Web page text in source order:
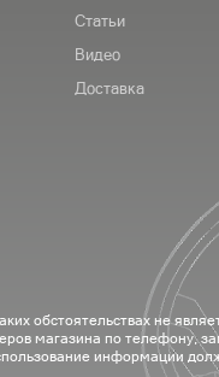
Статьи
Видео
Доставка
обстоятельствах не
магазина по телефону,
информации